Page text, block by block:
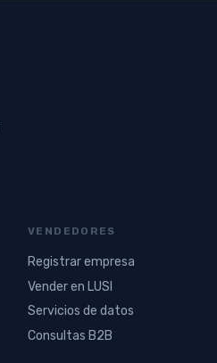
VENDEDORES
Registrar empresa
Vender en LUSI
Servicios de datos
Consultas B2B